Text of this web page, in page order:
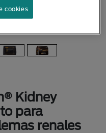
Kidney
para
renales
cookies